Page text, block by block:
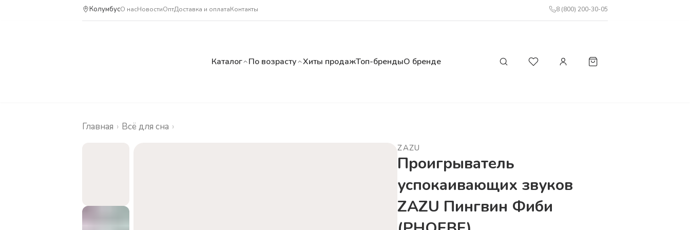
КолумбусО насНовостиОптДоставка и оплатаКонтакты 8 (800) 200-30-05
Каталог По возрасту Хиты продажТоп-брендыО бренде
Главная › Всё для сна ›
ZAZU
Проигрыватель
успокаивающих звуков
ZAZU Пингвин Фиби